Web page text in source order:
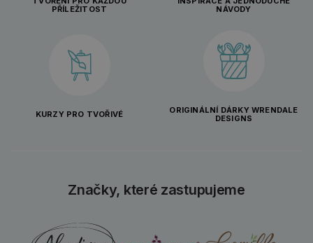
PŘÍLEŽITOST
NÁVODY
KURZY PRO TVOŘIVÉ
ORIGINÁLNÍ DÁRKY WRENDALE
DESIGNS
Značky, které zastupujeme